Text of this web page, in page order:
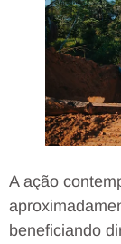
A ação
beneficiando